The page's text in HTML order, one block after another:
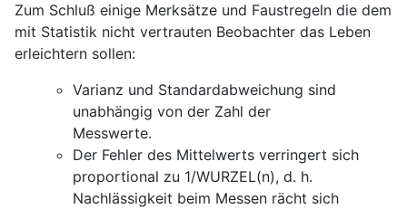
Zum Schluß einige Merksätze und Faustregeln die dem
mit Statistik nicht vertrauten Beobachter das Leben
erleichtern sollen:
Varianz und Standardabweichung sind
unabhängig von der Zahl der
Messwerte.
Der Fehler des Mittelwerts verringert sich
proportional zu 1/WURZEL(n), d. h.
Nachlässigkeit beim Messen rächt sich